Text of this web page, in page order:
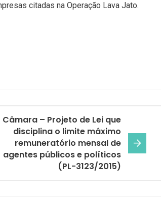
citadas na Operação Lava Jato.
Câmara – Projeto de Lei que
disciplina o limite máximo
remuneratório mensal de
agentes públicos e políticos
(PL-3123/2015)